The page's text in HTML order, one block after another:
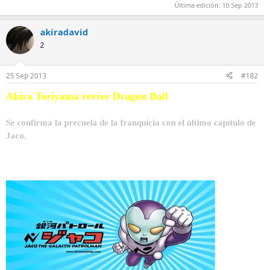
Última edición: 10 Sep 2013
akiradavid
2
25 Sep 2013 #182
Akira Toriyama revive Dragon Ball
Se confirma la precuela de la franquicia con el último capítulo de
Jaco.